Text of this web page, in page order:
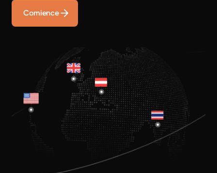
Comience